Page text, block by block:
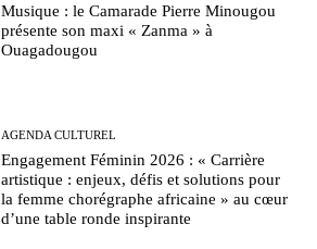
Musique : le Camarade Pierre Minougou
présente son maxi « Zanma » à
Ouagadougou
AGENDA CULTUREL
Engagement Féminin 2026 : « Carrière
artistique : enjeux, défis et solutions pour
la femme chorégraphe africaine » au cœur
d’une table ronde inspirante